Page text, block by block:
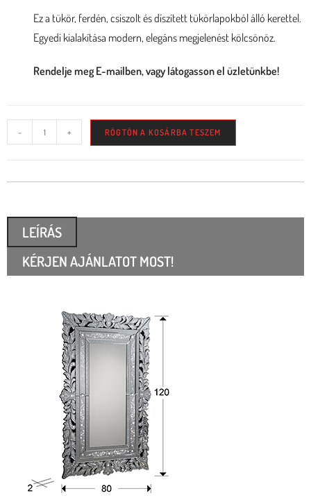
Ez a tükör, ferdén, csiszolt és díszített tükörlapokból álló kerettel.
Egyedi kialakítása modern, elegáns megjelenést kölcsönöz.
Rendelje meg E-mailben, vagy látogasson el üzletünkbe!
- + RÖGTÖN A KOSÁRBA TESZEM
LEÍRÁS
KÉRJEN AJÁNLATOT MOST!